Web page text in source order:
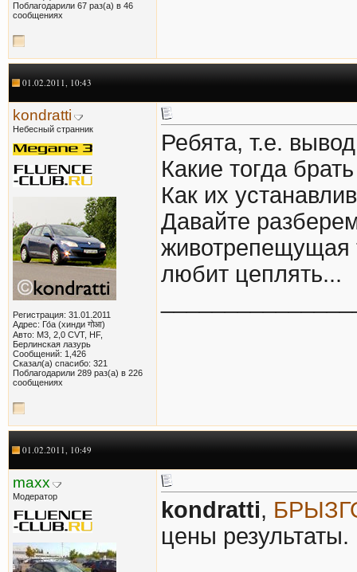
Поблагодарили 67 раз(а) в 46
сообщениях
01.02.2011, 10:43
kondratti
Небесный странник
Регистрация: 31.01.2011
Адрес: Го́а (хинди गोआ)
Авто: M3, 2,0 CVT, HF,
Берлинская лазурь
Сообщений: 1,426
Сказал(а) спасибо: 321
Поблагодарили 289 раз(а) в 226
сообщениях
Ребята, т.е.
Какие тогда
Как их
Давайте
животрепещущая
любит цеплять...
01.02.2011, 10:49
maxx
Модератор
kondratti,
цены результаты.